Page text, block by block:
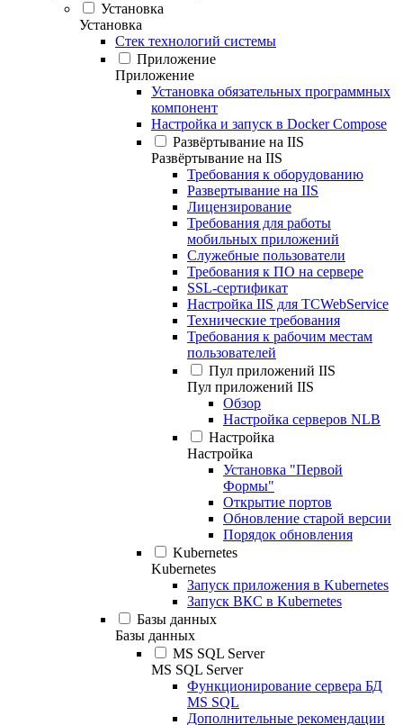
Установка
Установка
Стек технологий системы
Приложение
Приложение
Установка обязательных программных
компонент
Настройка и запуск в Docker Compose
Развёртывание на IIS
Развёртывание на IIS
Требования к оборудованию
Развертывание на IIS
Лицензирование
Требования для работы
мобильных приложений
Служебные пользователи
Требования к ПО на сервере
SSL-сертификат
Настройка IIS для TCWebService
Технические требования
Требования к рабочим местам
пользователей
Пул приложений IIS
Пул приложений IIS
Обзор
Настройка серверов NLB
Настройка
Настройка
Установка "Первой
Формы"
Открытие портов
Обновление старой версии
Порядок обновления
Kubernetes
Kubernetes
Запуск приложения в Kubernetes
Запуск ВКС в Kubernetes
Базы данных
Базы данных
MS SQL Server
MS SQL Server
Функционирование сервера БД
MS SQL
Дополнительные рекомендации